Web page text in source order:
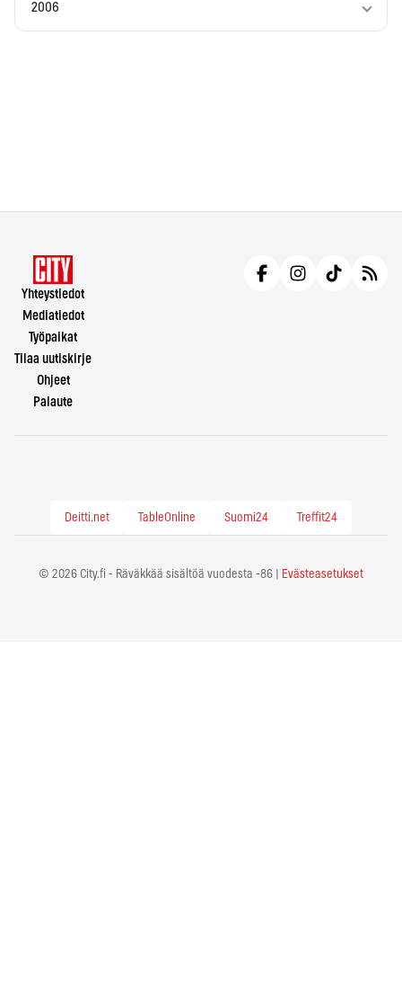
2006
Yhteystiedot
Mediatiedot
Työpaikat
Tilaa uutiskirje
Ohjeet
Palaute
Deitti.net TableOnline Suomi24 Treffit24
© 2026 City.fi - Räväkkää sisältöä vuodesta -86 | Evästeasetukset